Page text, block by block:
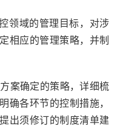
领域的管理目标，对涉
相应的管理策略，并制
案确定的策略，详细梳
确各环节的控制措施，
出须修订的制度清单建